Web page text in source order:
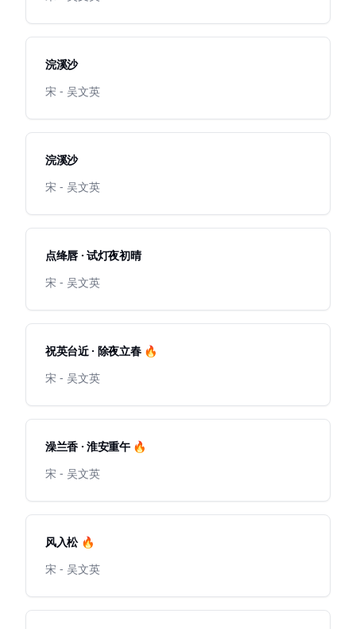
浣溪沙
宋 - 吴文英
浣溪沙
宋 - 吴文英
点绛唇 · 试灯夜初晴
宋 - 吴文英
祝英台近 · 除夜立春 🔥
宋 - 吴文英
澡兰香 · 淮安重午 🔥
宋 - 吴文英
风入松 🔥
宋 - 吴文英